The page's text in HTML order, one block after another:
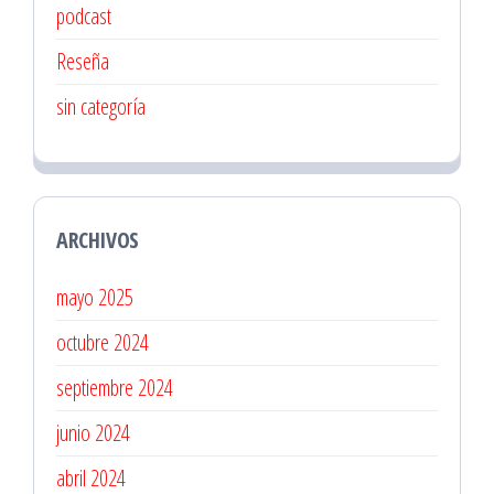
podcast
Reseña
sin categoría
ARCHIVOS
mayo 2025
octubre 2024
septiembre 2024
junio 2024
abril 2024